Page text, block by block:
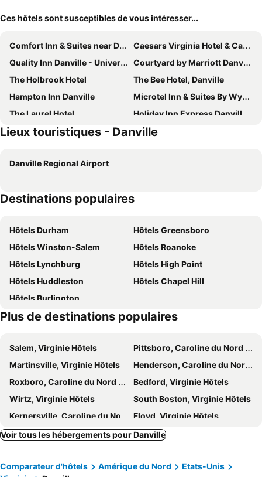
Ces hôtels sont susceptibles de vous intéresser...
Comfort Inn & Suites near Danville Mall
Caesars Virginia Hotel & Casino - A Caesars Rewards Destination
Quality Inn Danville - University Area
Courtyard by Marriott Danville
The Holbrook Hotel
The Bee Hotel, Danville
Hampton Inn Danville
Microtel Inn & Suites By Wyndham Danville Va
The Laurel Hotel
Holiday Inn Express Danville By Ihg
Sleep Inn & Suites Danville Hwy 58
City Express by Marriott Danville
Innkeeper Danville North
Astoria North Extended Stay
Executive Inn
Lieux touristiques - Danville
Danville Regional Airport
Destinations populaires
Hôtels Durham
Hôtels Greensboro
Hôtels Winston-Salem
Hôtels Roanoke
Hôtels Lynchburg
Hôtels High Point
Hôtels Huddleston
Hôtels Chapel Hill
Hôtels Burlington
Plus de destinations populaires
Salem, Virginie Hôtels
Pittsboro, Caroline du Nord Hôtels
Martinsville, Virginie Hôtels
Henderson, Caroline du Nord Hôtels
Roxboro, Caroline du Nord Hôtels
Bedford, Virginie Hôtels
Wirtz, Virginie Hôtels
South Boston, Virginie Hôtels
Kernersville, Caroline du Nord Hôtels
Floyd, Virginie Hôtels
Madison Heights, Virginie Hôtels
Rocky Mount, Virginie Hôtels
Pilot Mountain, Caroline du Nord Hôtels
Eden, Caroline du Nord Hôtels
Voir tous les hébergements pour Danville
Comparateur d'hôtels Amérique du Nord
Etats-Unis